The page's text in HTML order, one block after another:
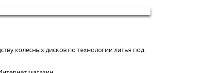
колесных дисков по технологии литья под